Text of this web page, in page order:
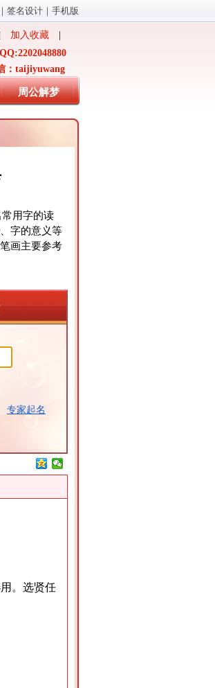
｜ 签名设计 ｜ 手机版
加入收藏
：taijiyuwang
周公解梦
常用字的读
、字的意义等
画主要参考
专家起名
。选贤任